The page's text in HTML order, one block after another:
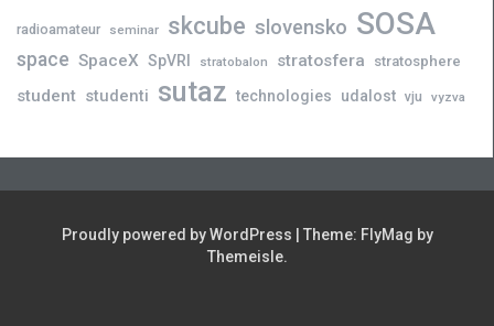
radioamateur seminar skcube slovensko SOSA
space SpaceX SpVRI stratobalon stratosfera stratosphere
student studenti sutaz technologies udalost vju vyzva
Proudly powered by WordPress Theme: FlyMag by
Themeisle.